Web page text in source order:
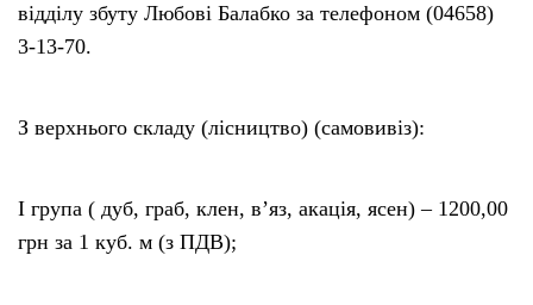
відділу збуту Любові Балабко за телефоном (04658)
3-13-70.
З верхнього складу (лісництво) (самовивіз):
I група ( дуб, граб, клен, в’яз, акація, ясен) – 1200,00
грн за 1 куб. м (з ПДВ);